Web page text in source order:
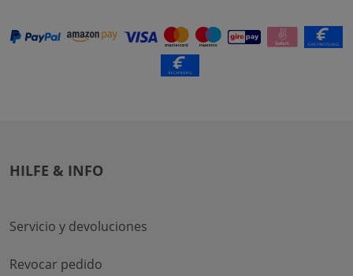
HILFE & INFO
Servicio y devoluciones
Revocar pedido